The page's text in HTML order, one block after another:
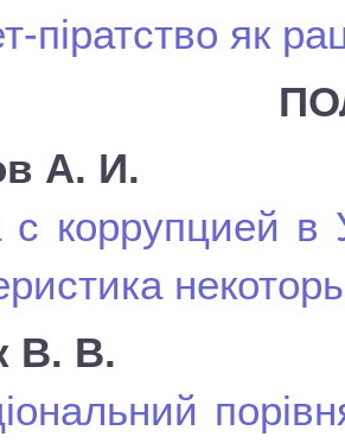
піратство як
А. И.
с коррупцией в
В. В.